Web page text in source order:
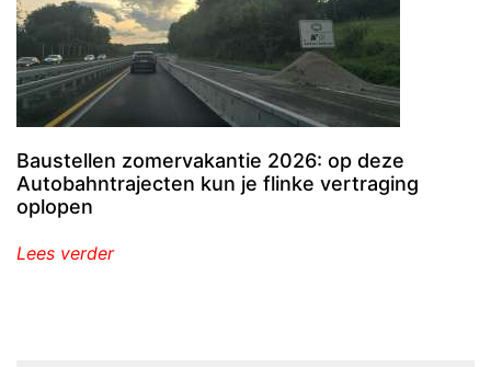
Baustellen zomervakantie 2026: op deze
Autobahntrajecten kun je flinke vertraging
oplopen
Lees verder